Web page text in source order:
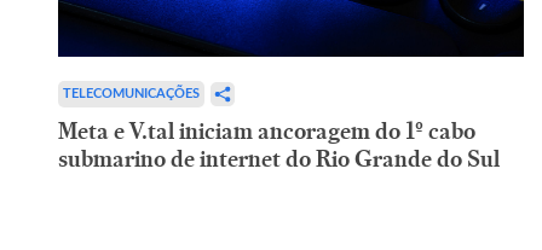
TELECOMUNICAÇÕES
Meta e V.tal iniciam ancoragem do 1º cabo
submarino de internet do Rio Grande do Sul